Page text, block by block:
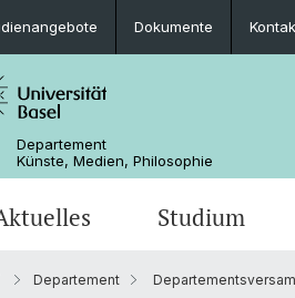
Dokumente
Departement
Künste, Medien, Philosophie
Studium
Departement